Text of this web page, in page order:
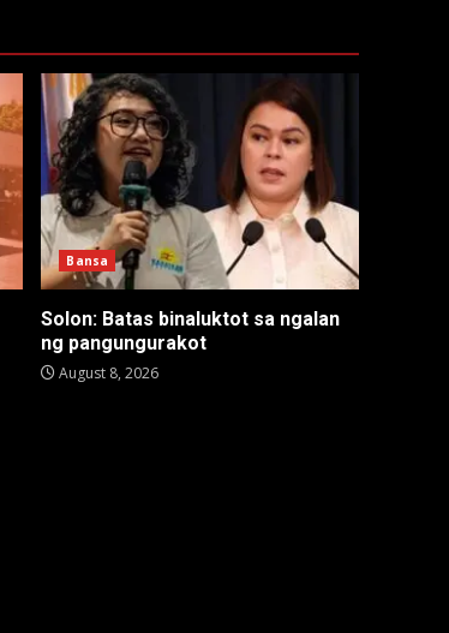
Bansa
Solon: Batas binaluktot sa ngalan
ng pangungurakot
August 8, 2026